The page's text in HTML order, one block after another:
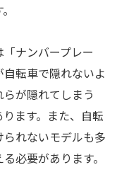
ナンバープレー
転車で隠れないよ
が隠れてしまう
ます。また、自転
れないモデルも多
必要があります。